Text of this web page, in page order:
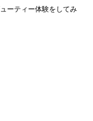
ーティー体験をしてみ